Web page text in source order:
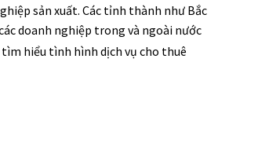
sản xuất. Các tỉnh thành như Bắc
doanh nghiệp trong và ngoài nước
tìm hiểu tình hình dịch vụ cho thuê